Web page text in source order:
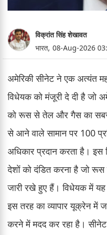
विक्रांत सिंह शेखावत
भारत, 08-Aug-2026
अमेरिकी सीनेट ने एक अत्यंत
विधेयक को मंजूरी दे दी है जो
को रूस से तेल और गैस का
से आने वाले सामान पर 100
अधिकार प्रदान करता है। इस
देशों को दंडित करना है जो रूस
जारी रखे हुए हैं। विधेयक में
इस तरह का व्यापार यूक्रेन में
करने में मदद कर रहा है।